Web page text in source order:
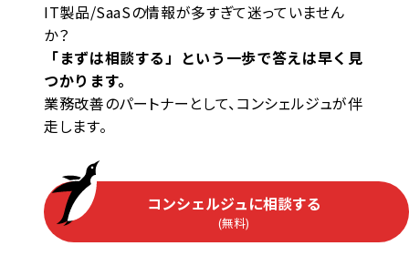
IT製品/SaaSの情報が多すぎて迷っていません
か？
「まずは相談する」という一歩で答えは早く見
つかります。
業務改善のパートナーとして、コンシェルジュが伴
走します。
コンシェルジュに相談する
(無料)